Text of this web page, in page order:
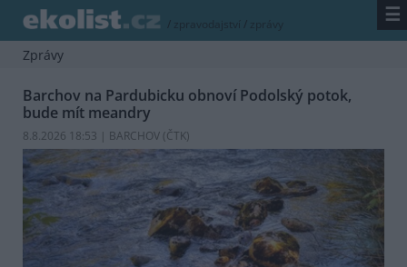
/ zpravodajství / zprávy ☰
Zprávy
Barchov na Pardubicku obnoví Podolský potok,
bude mít meandry
8.8.2026 18:53 | BARCHOV (ČTK)